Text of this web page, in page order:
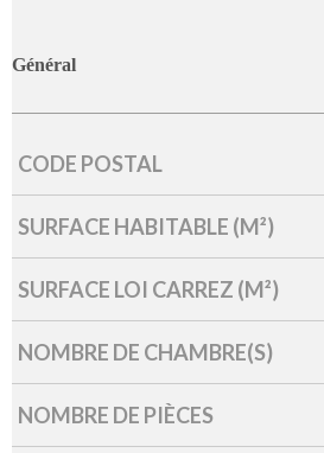
Général
Caractérisque Valeurs
CODE POSTAL
SURFACE HABITABLE (M²)
SURFACE LOI CARREZ (M²)
NOMBRE DE CHAMBRE(S)
NOMBRE DE PIÈCES